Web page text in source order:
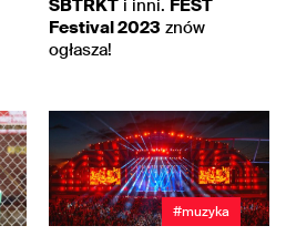
SBTRKT i inni. FEST
Festival 2023 znów
ogłasza!
#muzyka